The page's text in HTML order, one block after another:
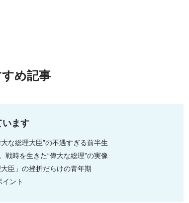
め記事
います
な総理大臣”の不遇すぎる前半生
戦時を生きた“偉大な総理”の実像
臣」の挫折だらけの青年期
ント